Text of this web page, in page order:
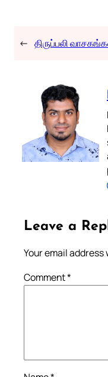
← திருப்பலி
Leave a
Your email
Comment*